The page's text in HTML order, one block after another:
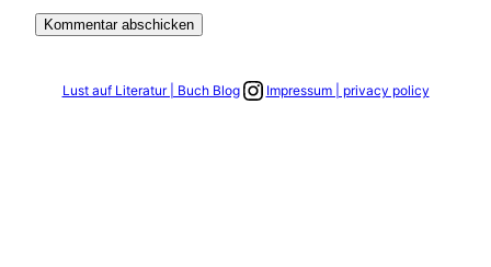
Lust auf Literatur | Buch BlogLink zum Instagram Account
Impressum | privacy policy